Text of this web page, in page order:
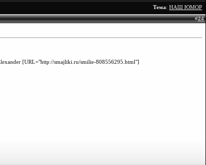
Тема: НАШ ЮМОР
#24
[URL="http://smajliki.ru/smilie-808556295.html"]